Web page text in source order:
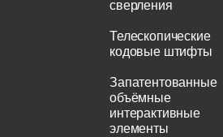
сверления
Телескопические
кодовые штифты
Запатентованные
объёмные
интерактивные
элементы